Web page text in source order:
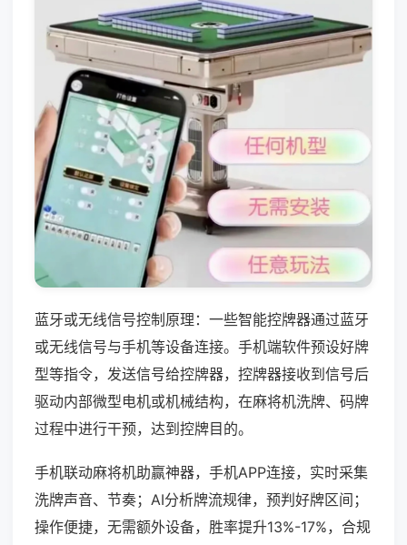
蓝牙或无线信号控制原理：一些智能控牌器通过蓝牙
或无线信号与手机等设备连接。手机端软件预设好牌
型等指令，发送信号给控牌器，控牌器接收到信号后
驱动内部微型电机或机械结构，在麻将机洗牌、码牌
过程中进行干预，达到控牌目的。
手机联动麻将机助赢神器，手机APP连接，实时采集
洗牌声音、节奏；AI分析牌流规律，预判好牌区间；
操作便捷，无需额外设备，胜率提升13%-17%，合规